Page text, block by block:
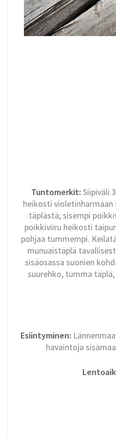
Tuntomerkit:Siipiväli
heikosti
täplästä; sisempi
poikkiviiru heikosti
pohjaa tummempi.
munuaistäplä
sisäosassa suonien
suurehko, tumma
Esiintyminen:
havaintoja